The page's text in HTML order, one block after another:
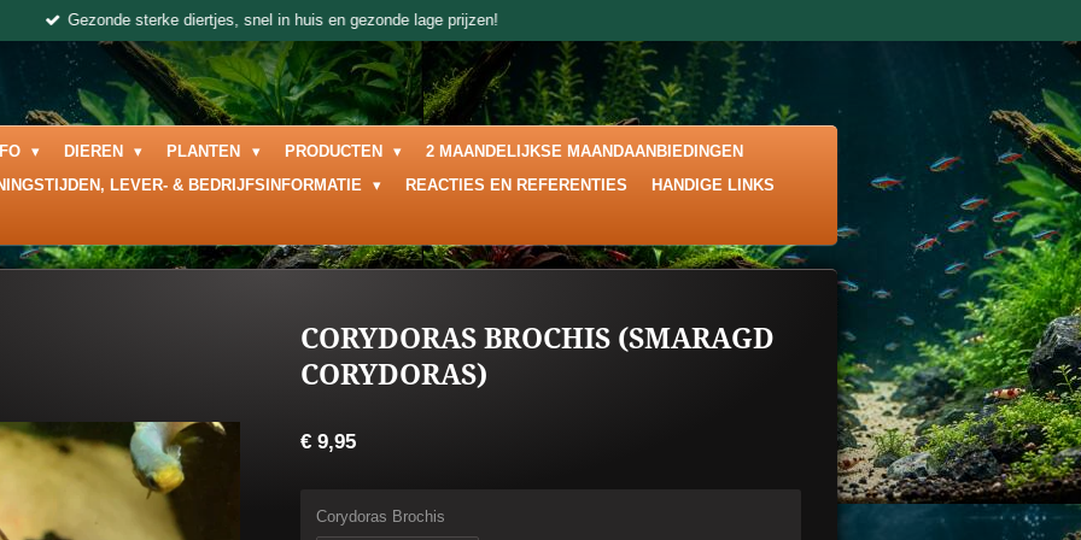
Gezonde sterke diertjes, snel in huis en gezonde lage prijzen!
DIEREN PLANTEN PRODUCTEN
2 MAANDELIJKSE MAANDAANBIEDINGEN
LEVER- & BEDRIJFSINFORMATIE REACTIES EN REFERENTIES HANDIGE LINKS
CORYDORAS BROCHIS (SMARAGD
CORYDORAS)
€ 9,95
Corydoras Brochis